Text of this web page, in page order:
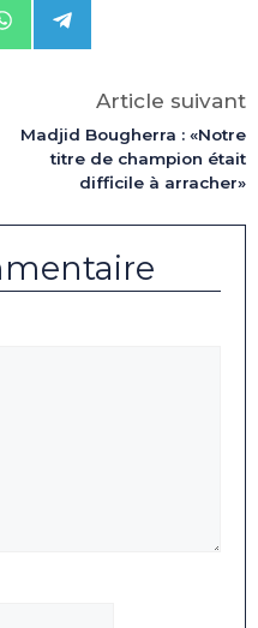
Share
on
Share
on
Article suivant
Madjid Bougherra : «Notre
titre de champion était
difficile à arracher»